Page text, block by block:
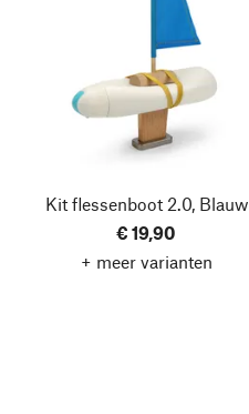
Kit flessenboot 2.0, Blauw
€ 19,90
+ meer varianten